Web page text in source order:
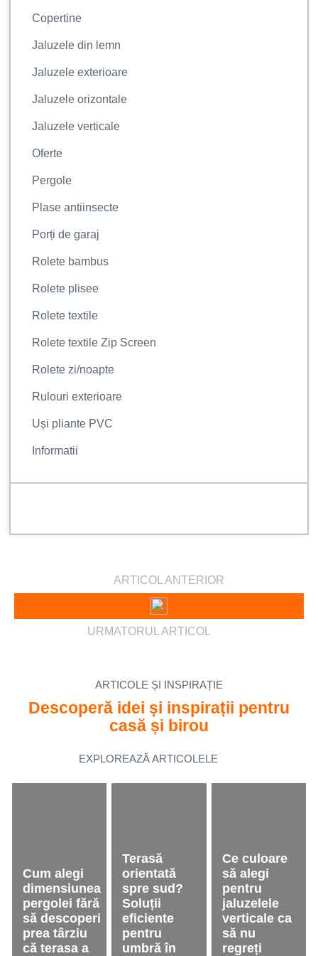
Copertine
Jaluzele din lemn
Jaluzele exterioare
Jaluzele orizontale
Jaluzele verticale
Oferte
Pergole
Plase antiinsecte
Porți de garaj
Rolete bambus
Rolete plisee
Rolete textile
Rolete textile Zip Screen
Rolete zi/noapte
Rulouri exterioare
Uși pliante PVC
Informatii
ARTICOL ANTERIOR
URMATORUL ARTICOL
ARTICOLE ȘI INSPIRAȚIE
Descoperă idei și inspirații pentru
casă și birou
EXPLOREAZĂ ARTICOLELE
Cum alegi
dimensiunea
pergolei fără
să descoperi
prea târziu
că terasa a
Terasă
orientată
spre sud?
Soluții
eficiente
pentru
umbră în
Ce culoare
să alegi
pentru
jaluzelele
verticale ca
să nu
regreți